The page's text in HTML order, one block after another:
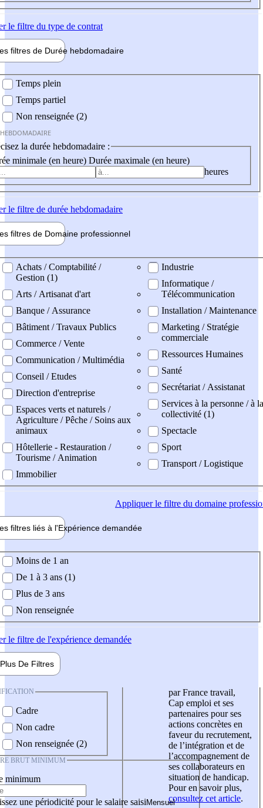
le filtre du type de contrat
filtres de Durée hebdomadaire
Temps plein
Temps partiel
Non renseignée (2)
la durée hebdomadaire :
minimale (en heure) Durée maximale (en heure)
heures
le filtre de durée hebdomadaire
filtres de Domaine professionnel
professionel
Achats / Comptabilité /
Gestion (1)
Arts / Artisanat d'art
Banque / Assurance
Bâtiment / Travaux Publics
Commerce / Vente
Communication / Multimédia
Conseil / Etudes
Direction d'entreprise
Espaces verts et naturels /
Agriculture / Pêche / Soins aux
animaux
Hôtellerie - Restauration /
Tourisme / Animation
Immobilier
Industrie
Informatique /
Télécommunication
Installation / Maintenance
Marketing / Stratégie
commerciale
Ressources Humaines
Santé
Secrétariat / Assistanat
Services à la personne / à la
collectivité (1)
Spectacle
Sport
Transport / Logistique
Appliquerle filtre du domaine
filtres liés à l'Expérience demandée
demandée
Moins de 1 an
De 1 à 3 ans (1)
Plus de 3 ans
Non renseignée
le filtre de l'expérience demandée
Plus De Filtres
Cadre
Non cadre
Non renseignée (2)
BRUT MINIMUM
minimum
une périodicité pour le salaire saisi
par France travail,
Cap emploi et ses
partenaires pour ses
actions concrètes en
faveur du recrutement,
de l’intégration et de
l’accompagnement de
ses collaborateurs en
situation de handicap.
Pour en savoir plus,
consultez cet article.